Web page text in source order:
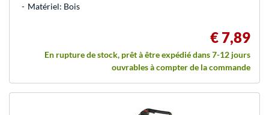
Matériel: Bois
€ 7,89
En rupture de stock, prêt à être expédié dans 7-12 jours
ouvrables à compter de la commande